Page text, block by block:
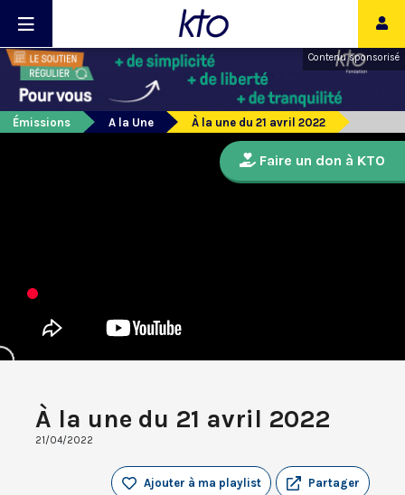
Contenu sponsorisé
Émissions A la Une À la une du 21 avril 2022
À la une du 21 avril 2022
21/04/2022
Partager
Ajouter à ma playlist
Faire un don à KTO